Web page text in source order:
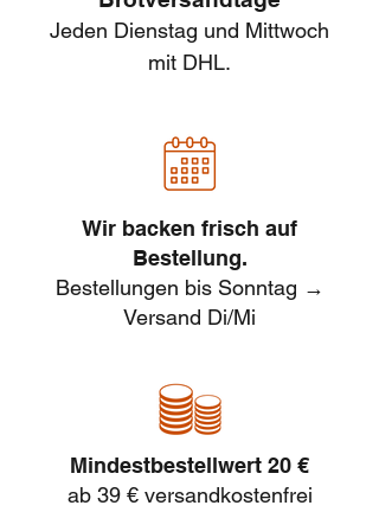
Jeden Dienstag und Mittwoch
mit DHL.
Wir backen frisch auf
Bestellung.
Bestellungen bis Sonntag →
Versand Di/Mi
Mindestbestellwert 20 €
ab 39 € versandkostenfrei